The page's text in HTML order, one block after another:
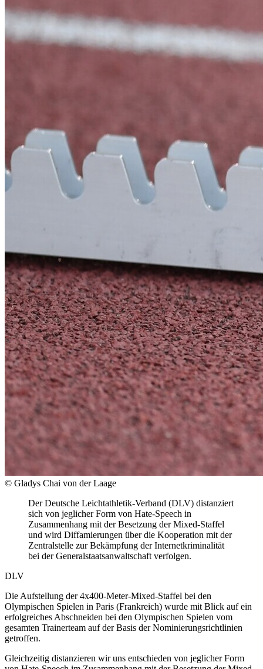
© Gladys Chai von der Laage
Der Deutsche Leichtathletik-Verband (DLV) distanziert
sich von jeglicher Form von Hate-Speech in
Zusammenhang mit der Besetzung der Mixed-Staffel
und wird Diffamierungen über die Kooperation mit der
Zentralstelle zur Bekämpfung der Internetkriminalität
bei der Generalstaatsanwaltschaft verfolgen.
DLV
Die Aufstellung der 4x400-Meter-Mixed-Staffel bei den
Olympischen Spielen in Paris (Frankreich) wurde mit Blick auf ein
erfolgreiches Abschneiden bei den Olympischen Spielen vom
gesamten Trainerteam auf der Basis der Nominierungsrichtlinien
getroffen.
Gleichzeitig distanzieren wir uns entschieden von jeglicher Form